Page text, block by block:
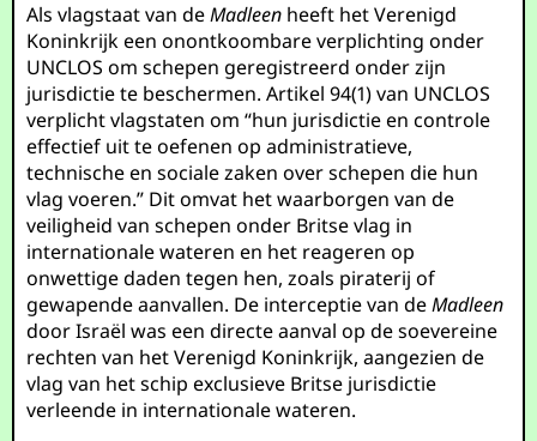
Als vlagstaat van deMadleen heeft het Verenigd
Koninkrijk een onontkoombare verplichting onder
UNCLOS om schepen geregistreerd onder zijn
jurisdictie te beschermen. Artikel 94(1) van UNCLOS
verplicht vlagstaten om “hun jurisdictie en controle
effectief uit te oefenen op administratieve,
technische en sociale zaken over schepen die hun
vlag voeren.” Dit omvat het waarborgen van de
veiligheid van schepen onder Britse vlag in
internationale wateren en het reageren op
onwettige daden tegen hen, zoals piraterij of
gewapende aanvallen. De interceptie van deMadleen
door Israël was een directe aanval op de soevereine
rechten van het Verenigd Koninkrijk, aangezien de
vlag van het schip exclusieve Britse jurisdictie
verleende in internationale wateren.